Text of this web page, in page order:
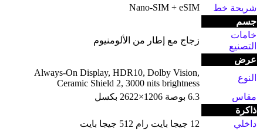
شريحة خط
Nano-SIM + eSIM
جسم
خامات
التصنيع
زجاج مع إطار من الألومنيوم
عرض
النوع
Always-On Display, HDR10, Dolby Vision,
Ceramic Shield 2, 3000 nits brightness
مقاس
6.3 بوصة 1206×2622 بكسل
ذاكرة
داخلي
12 جيجا بايت رام 512 جيجا بايت